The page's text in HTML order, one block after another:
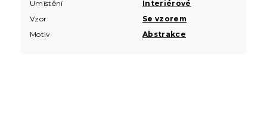
Umístění
Interiérové
Vzor
Se vzorem
Motiv
Abstrakce